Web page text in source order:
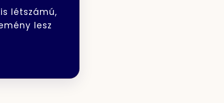
létszámú,
lesz